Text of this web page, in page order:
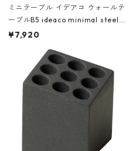
ミニテーブル イデアコ ウォールテ
ーブルB5 ideaco minimal steel f
urniture WALL Table B5 ネイビー
¥7,920